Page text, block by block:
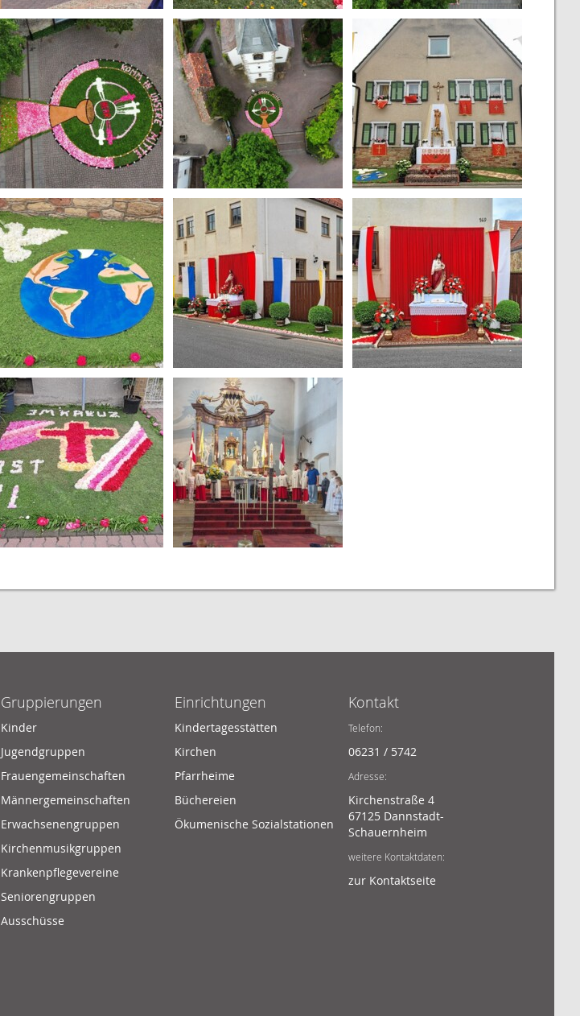
Gruppierungen
Kinder
Jugendgruppen
Frauengemeinschaften
Männergemeinschaften
Erwachsenengruppen
Kirchenmusikgruppen
Krankenpflegevereine
Seniorengruppen
Ausschüsse
Einrichtungen
Kindertagesstätten
Kirchen
Pfarrheime
Büchereien
Ökumenische Sozialstationen
Kontakt
Telefon:
06231 / 5742
Adresse:
Kirchenstraße 4
67125 Dannstadt-
Schauernheim
weitere Kontaktdaten:
zur Kontaktseite